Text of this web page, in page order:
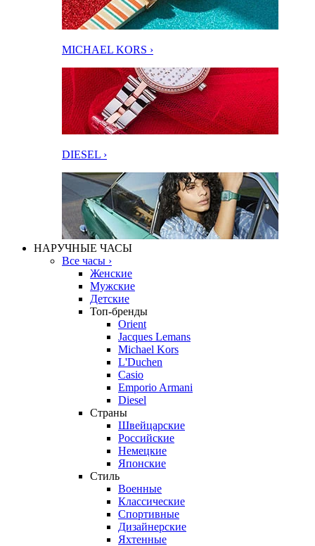
MICHAEL KORS ›
DIESEL ›
НАРУЧНЫЕ ЧАСЫ
Все часы ›
Женские
Мужские
Детские
Топ-бренды
Orient
Jacques Lemans
Michael Kors
L'Duchen
Casio
Emporio Armani
Diesel
Страны
Швейцарские
Российские
Немецкие
Японские
Стиль
Военные
Классические
Спортивные
Дизайнерские
Яхтенные